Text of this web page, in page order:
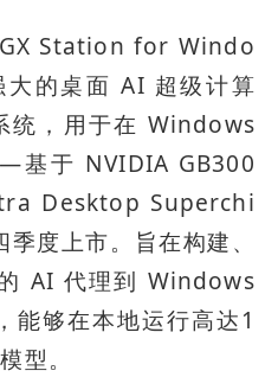
Station for Windo
的桌面 AI 超级计算
统，用于在 Windows
基于 NVIDIA GB300
Desktop Superchi
度上市。旨在构建、
AI 代理到 Windows
能够在本地运行高达1
型。